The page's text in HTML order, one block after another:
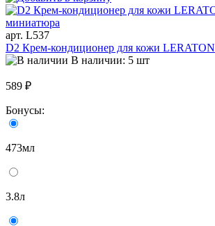
арт. L537
D2 Крем-кондиционер для кожи LERATON
В наличии: 5 шт
589 ₽
Бонусы:
473мл
3.8л